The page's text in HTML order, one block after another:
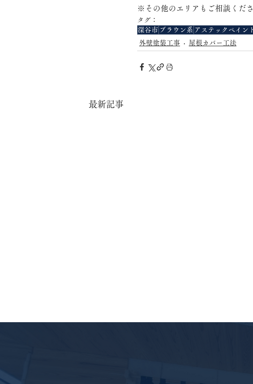
※その他のエリアもご相談くださ
タグ：
深谷市 ブラウン系 アステックペイン
外壁塗装工事
屋根カバー工法
最新記事